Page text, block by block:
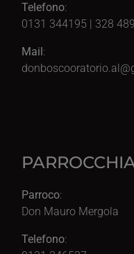
Telefono:
0131 344195 | 328
Mail:
Parroco:
Don Mauro Mergola
Telefono: